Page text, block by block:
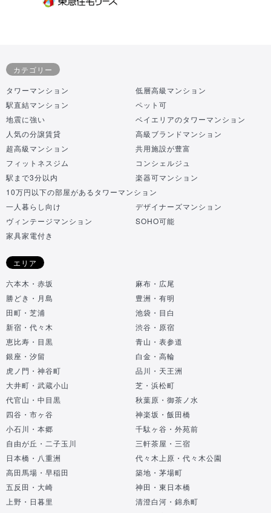
カテゴリー
タワーマンション
低層高級マンション
駅直結マンション
ペット可
地震に強い
ベイエリアのタワーマンション
人気の分譲賃貸
高級ブランドマンション
超高級マンション
共用施設が豊富
フィットネスジム
コンシェルジュ
駅まで3分以内
楽器可マンション
10万円以下の部屋があるタワーマンション
一人暮らし向け
デザイナーズマンション
ヴィンテージマンション
SOHO可能
家具家電付き
エリア
六本木・赤坂
麻布・広尾
勝どき・月島
豊洲・有明
田町・芝浦
池袋・目白
新宿・代々木
渋谷・原宿
恵比寿・目黒
青山・表参道
銀座・汐留
白金・高輪
虎ノ門・神谷町
品川・天王洲
大井町・武蔵小山
芝・浜松町
代官山・中目黒
秋葉原・御茶ノ水
四谷・市ヶ谷
神楽坂・飯田橋
小石川・本郷
千駄ヶ谷・外苑前
自由が丘・二子玉川
三軒茶屋・三宿
日本橋・八重洲
代々木上原・代々木公園
高田馬場・早稲田
築地・茅場町
五反田・大崎
神田・東日本橋
上野・日暮里
清澄白河・錦糸町